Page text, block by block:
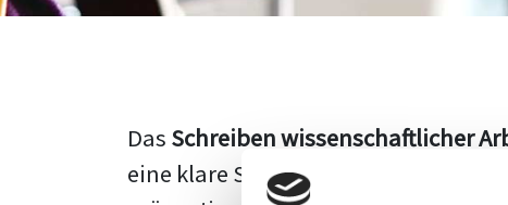
Das Schreiben wissenschaftlicher
eine klare Struktur, einen